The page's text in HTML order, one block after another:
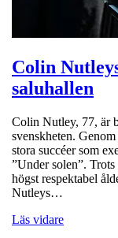
Colin
saluhallen
Colin Nutley, 77, är
svenskheten.
stora succéer som
”Under solen”.
högst respektabel
Nutleys…
Läs vidare